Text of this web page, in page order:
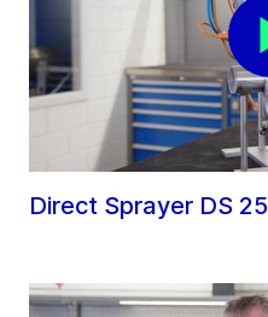
Direct Sprayer DS 25